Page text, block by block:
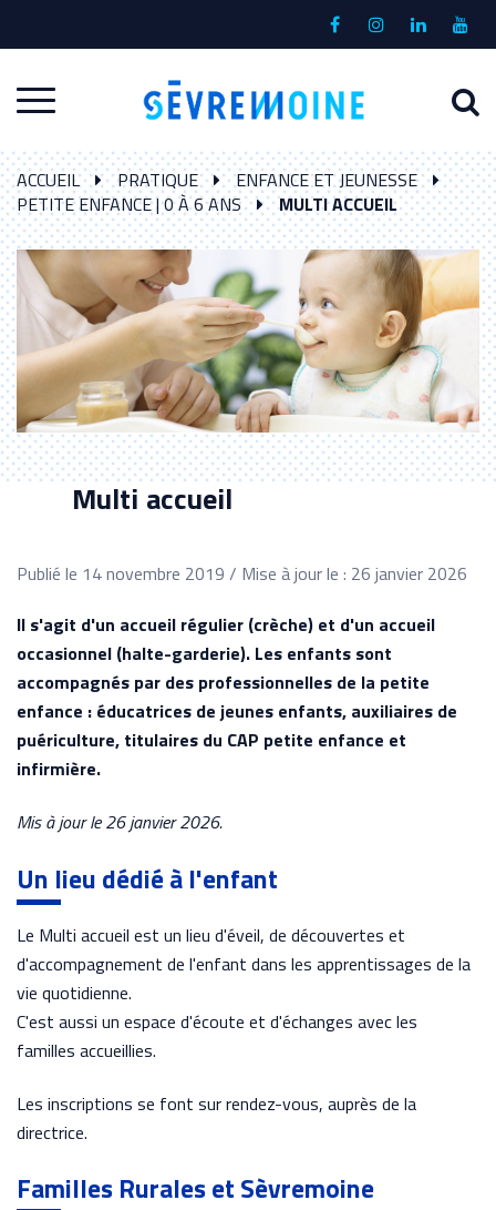
Lien
compte
Lien
Lien
compte
Lien
la
Aller
à
la
navigation
à
ACCUEIL PRATIQUE
ENFANCE ET JEUNESSE
PETITE ENFANCE | 0 À 6 ANS
MULTI ACCUEIL
Multi accueil
Publié le 14 novembre 2019 / Mise à jour le : 26 janvier 2026
Il s'agit d'un accueil régulier (crèche) et d'un accueil
occasionnel (halte-garderie). Les enfants sont
accompagnés par des professionnelles de la petite
enfance : éducatrices de jeunes enfants, auxiliaires de
puériculture, titulaires du CAP petite enfance et
infirmière.
Mis à jour le 26 janvier 2026.
Un lieu dédié à l'enfant
Le Multi accueil est un lieu d'éveil, de découvertes et
d'accompagnement de l'enfant dans les apprentissages de la
vie quotidienne.
C'est aussi un espace d'écoute et d'échanges avec les
familles accueillies.
Les inscriptions se font sur rendez-vous, auprès de la
directrice.
Familles Rurales et Sèvremoine